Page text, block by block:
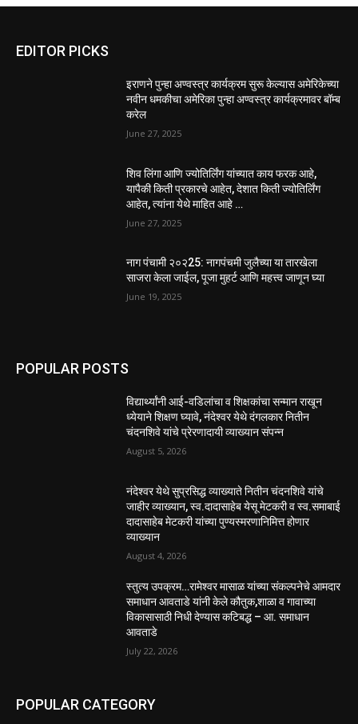
EDITOR PICKS
इराणने पुन्हा अण्वस्त्र कार्यक्रम सुरू केल्यास अमेरिकेच्या
नवीन धमकीचा अमेरिका पुन्हा अण्वस्त्र कार्यक्रमावर बॉम्ब
करेल
June 27, 2025
शिव लिंगा आणि ज्योतिर्लिंग यांच्यात काय फरक आहे,
यापैकी किती प्रकारचे आहेत, देशात किती ज्योतिर्लिंग
आहेत, त्यांना येथे माहित आहे …
June 27, 2025
नाग पंचामी २०२25: नागपंचमी जुलैच्या या तारखेला
साजरा केला जाईल, पूजा मुहर्ट आणि महत्त्व जाणून घ्या
June 19, 2025
POPULAR POSTS
विद्यार्थ्यांनी आई-वडिलांचा व शिक्षकांचा सन्मान राखून
ध्येयाने शिक्षण घ्यावे, नंदेश्वर येथे दंगलकार नितीन
चंदनशिवे यांचे प्रेरणादायी व्याख्यान संपन्न
August 5, 2026
नंदेश्वर येथे सुप्रसिद्ध व्याख्याते नितीन चंदनशिवे यांचे
जाहीर व्याख्यान, स्व.दादासाहेब येसू मेटकरी व स्व.समाबाई
दादासाहेब मेटकरी यांच्या पुण्यस्मरणानिमित्त होणार
व्याख्यान
August 4, 2026
स्तुत्य उपक्रम…रामेश्वर मासाळ यांच्या संकल्पनेचे आमदार
समाधान आवताडे यांनी केले कौतुक,शाळा व गावाच्या
विकासासाठी निधी देण्यास कटिबद्ध – आ. समाधान
आवताडे
July 22, 2026
POPULAR CATEGORY